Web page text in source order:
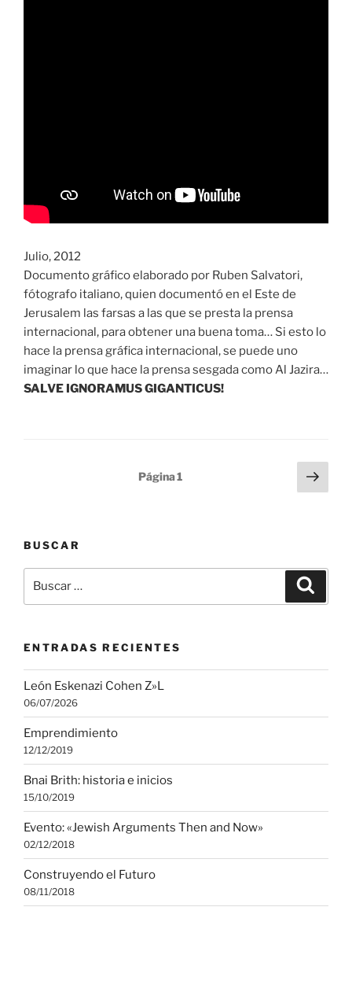
Julio, 2012
Documento gráfico elaborado por Ruben Salvatori,
fótografo italiano, quien documentó en el Este de
Jerusalem las farsas a las que se presta la prensa
internacional, para obtener una buena toma… Si esto lo
hace la prensa gráfica internacional, se puede uno
imaginar lo que hace la prensa sesgada como Al Jazira…
SALVE IGNORAMUS GIGANTICUS!
Página1
BUSCAR
por:
ENTRADAS RECIENTES
León Eskenazi Cohen Z»L
06/07/2026
Emprendimiento
12/12/2019
Bnai Brith: historia e inicios
15/10/2019
Evento: «Jewish Arguments Then and Now»
02/12/2018
Construyendo el Futuro
08/11/2018